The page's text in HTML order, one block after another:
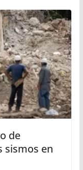
de
sismos en